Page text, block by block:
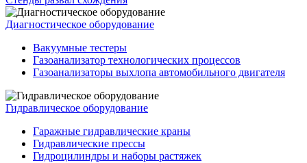
Диагностическое оборудование
Вакуумные тестеры
Газоанализатор технологических процессов
Газоанализаторы выхлопа автомобильного двигателя
Гидравлическое оборудование
Гаражные гидравлические краны
Гидравлические прессы
Гидроцилиндры и наборы растяжек